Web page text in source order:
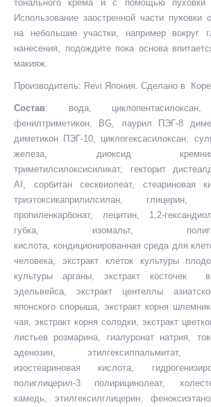
тонального крема и с помощью пуховки
Использование заостренной части пуховки
на небольшие участки, например вокруг
нанесения, подождите пока основа
макияж.
Производитель: Revi Япония. Сделано в
Состав: вода,
фенилтриметикон, BG, лаурил ПЭГ-8
диметикон ПЭГ-10, циклогексасилоксан,
железа, диоксид
триметилсилоксисиликат, гекторит
AI, сорбитан сесквиолеат, стеариновая
триэтоксикаприлилсилан,
пропиленкарбонат, лецитин, 1,2-
губка, изомальт,
кислота, кондиционированная среда для
человека, экстракт клеток культуры
культуры арганы, экстракт косточек
эдельвейса, экстракт центеллы
японского спорыша, экстракт корня
чая, экстракт корня солодки, экстракт
листьев розмарина, гиалуронат натрия,
аденозин, этилгексилпальмитат,
изостеариновая кислота,
полиглицерил-3 полирицинолеат,
камедь, этилгексилглицерин,